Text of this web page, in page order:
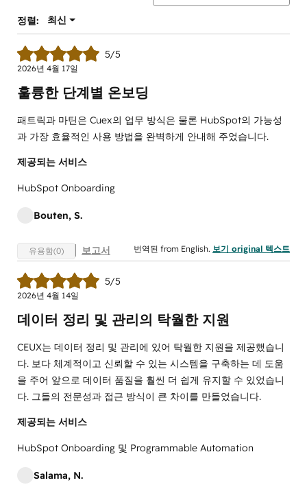
정렬: 최신
5/5
2026년 4월 17일
훌륭한 단계별 온보딩
패트릭과 마틴은 Cuex의 업무 방식은 물론 HubSpot의 가능성
과 가장 효율적인 사용 방법을 완벽하게 안내해 주었습니다.
제공되는 서비스
HubSpot Onboarding
Bouten, S.
유용함(0) 보고서 번역된 from English. 보기 original 텍스트
5/5
2026년 4월 14일
데이터 정리 및 관리의 탁월한 지원
CEUX는 데이터 정리 및 관리에 있어 탁월한 지원을 제공했습니
다. 보다 체계적이고 신뢰할 수 있는 시스템을 구축하는 데 도움
을 주어 앞으로 데이터 품질을 훨씬 더 쉽게 유지할 수 있었습니
다. 그들의 전문성과 접근 방식이 큰 차이를 만들었습니다.
제공되는 서비스
HubSpot Onboarding 및 Programmable Automation
Salama, N.